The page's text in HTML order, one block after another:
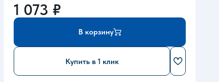
1 073 ₽
В корзину
Купить в 1 клик